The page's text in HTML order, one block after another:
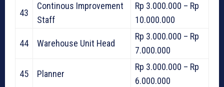
43
Continous Improvement
Staff
Rp 3.000.000 – Rp
10.000.000
44 Warehouse Unit Head
Rp 3.000.000 – Rp
7.000.000
45 Planner
Rp 3.000.000 – Rp
6.000.000